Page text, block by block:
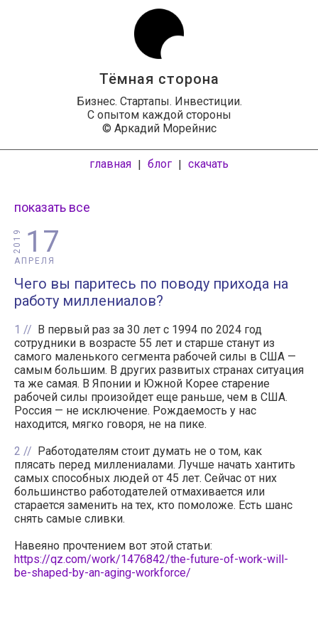
Тёмная сторона
Бизнес. Стартапы. Инвестиции.
С опытом каждой стороны
© Аркадий Морейнис
главная | блог | скачать
показать все
17
АПРЕЛЯ
2019
Чего вы паритесь по поводу прихода на
работу миллениалов?
1
В первый раз за 30 лет с 1994 по 2024 год
сотрудники в возрасте 55 лет и старше станут из
самого маленького сегмента рабочей силы в США —
самым большим. В других развитых странах ситуация
та же самая. В Японии и Южной Корее старение
рабочей силы произойдет еще раньше, чем в США.
Россия — не исключение. Рождаемость у нас
находится, мягко говоря, не на пике.
2
Работодателям стоит думать не о том, как
плясать перед миллениалами. Лучше начать хантить
самых способных людей от 45 лет. Сейчас от них
большинство работодателей отмахивается или
старается заменить на тех, кто помоложе. Есть шанс
снять самые сливки.
Навеяно прочтением вот этой статьи:
https://qz.com/work/1476842/the-future-of-work-will-
be-shaped-by-an-aging-workforce/